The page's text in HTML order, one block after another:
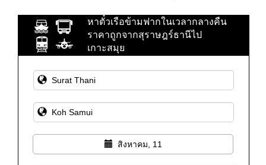
หาตั๋วเรือข้ามฟากในเวลากลางคืน
ราคาถูกจากสุราษฎร์ธานีไป
เกาะสมุย
สิงหาคม, 11